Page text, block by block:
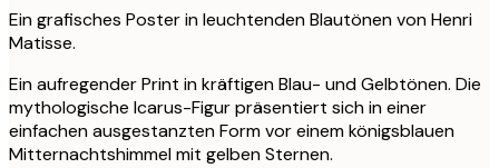
Ein grafisches Poster in leuchtenden Blautönen von Henri
Matisse.
Ein aufregender Print in kräftigen Blau- und Gelbtönen. Die
mythologische Icarus-Figur präsentiert sich in einer
einfachen ausgestanzten Form vor einem königsblauen
Mitternachtshimmel mit gelben Sternen.